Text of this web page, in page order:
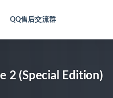
QQ售后交流群
2 (Special Edition)